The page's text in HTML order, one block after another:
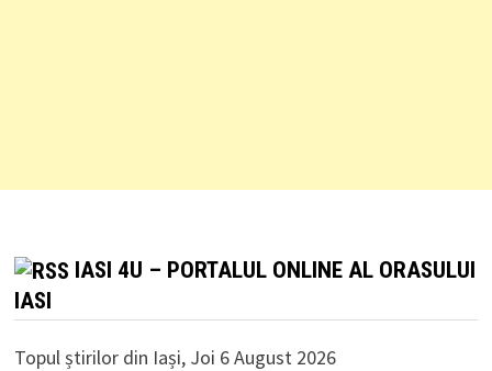
IASI 4U – PORTALUL ONLINE AL ORASULUI
IASI
Topul știrilor din Iași, Joi 6 August 2026